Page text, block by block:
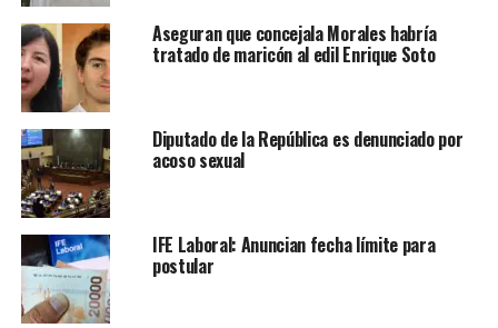
Aseguran que concejala Morales habría
tratado de maricón al edil Enrique Soto
Diputado de la República es denunciado por
acoso sexual
IFE Laboral: Anuncian fecha límite para
postular